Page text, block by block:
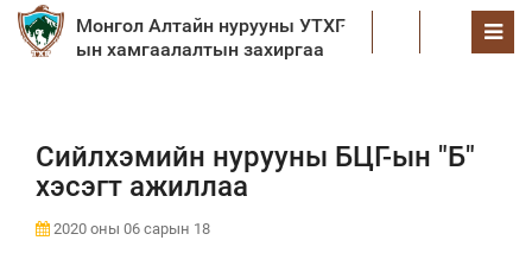
Монгол Алтайн нурууны УТХГ-
ын хамгаалалтын захиргаа
Сийлхэмийн нурууны БЦГ-ын "Б"
хэсэгт ажиллаа
2020 оны 06 сарын 18